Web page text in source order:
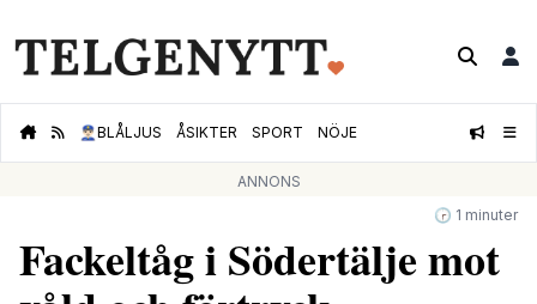
👮🏻‍♂️BLÅLJUS ÅSIKTER SPORT NÖJE
ANNONS
🕝 1 minuter
Fackeltåg i Södertälje mot